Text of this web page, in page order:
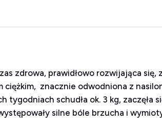
zdrowa, prawidłowo rozwijająca się,
znacznie odwodniona z
tygodniach schudła ok. 3 kg, zaczęła
silne bóle brzucha i